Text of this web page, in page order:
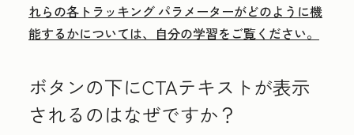
れらの各トラッキング パラメーターがどのように機
能するかについては、自分の学習をご覧ください。
ボタンの下にCTAテキストが表示
されるのはなぜですか？